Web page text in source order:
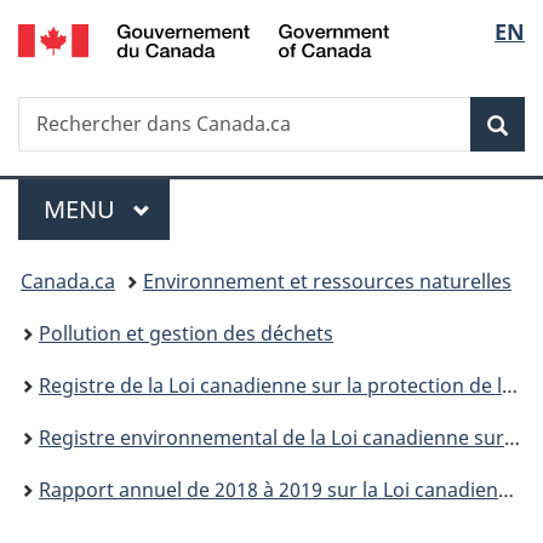
Passer
au
principal
Passer
à
Au
du
Passer
à
version
simplifiée
de
la
EN
Recherche
Rechercher
dans
Menu
MENU PRINCIPAL
Vous
êtes
ici :
Canada.ca
Environnement et ressources naturelles
Pollution et gestion des déchets
Registre de la Loi canadienne sur la protection de l’environnement
Registre environnemental de la Loi canadienne sur la protection de l’environnement : publications
Rapport annuel de 2018 à 2019 sur la Loi canadienne sur la protection de l'environnement